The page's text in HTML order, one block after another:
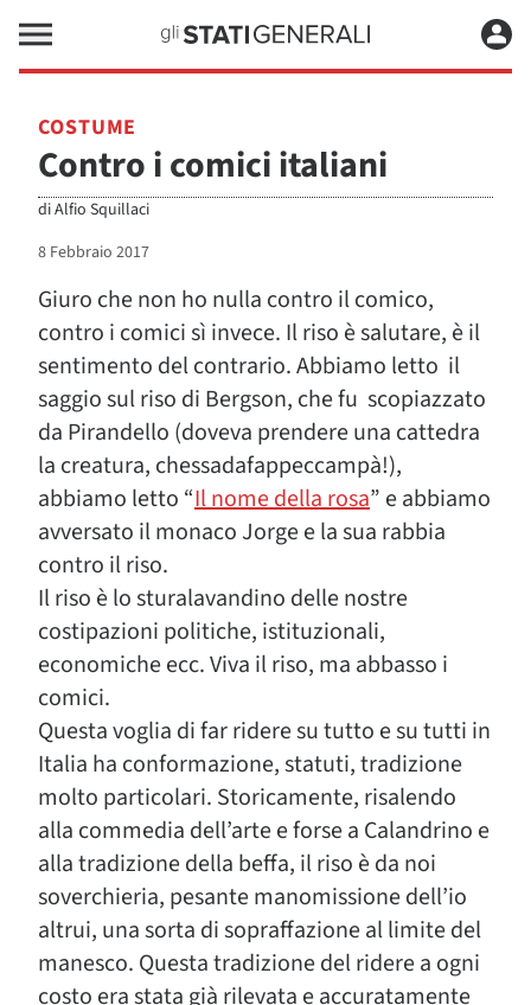
COSTUME
Contro i comici italiani
diAlfio Squillaci
8 Febbraio 2017
Giuro che non ho nulla contro il comico,
contro i comici sì invece. Il riso è salutare, è il
sentimento del contrario. Abbiamo letto il
saggio sul riso di Bergson, che fu scopiazzato
da Pirandello (doveva prendere una cattedra
la creatura, chessadafappeccampà!),
abbiamo letto “Il nome della rosa” e abbiamo
avversato il monaco Jorge e la sua rabbia
contro il riso.
Il riso è lo sturalavandino delle nostre
costipazioni politiche, istituzionali,
economiche ecc. Viva il riso, ma abbasso i
comici.
Questa voglia di far ridere su tutto e su tutti in
Italia ha conformazione, statuti, tradizione
molto particolari. Storicamente, risalendo
alla commedia dell’arte e forse a Calandrino e
alla tradizione della beffa, il riso è da noi
soverchieria, pesante manomissione dell’io
altrui, una sorta di sopraffazione al limite del
manesco. Questa tradizione del ridere a ogni
costo era stata già rilevata e accuratamente